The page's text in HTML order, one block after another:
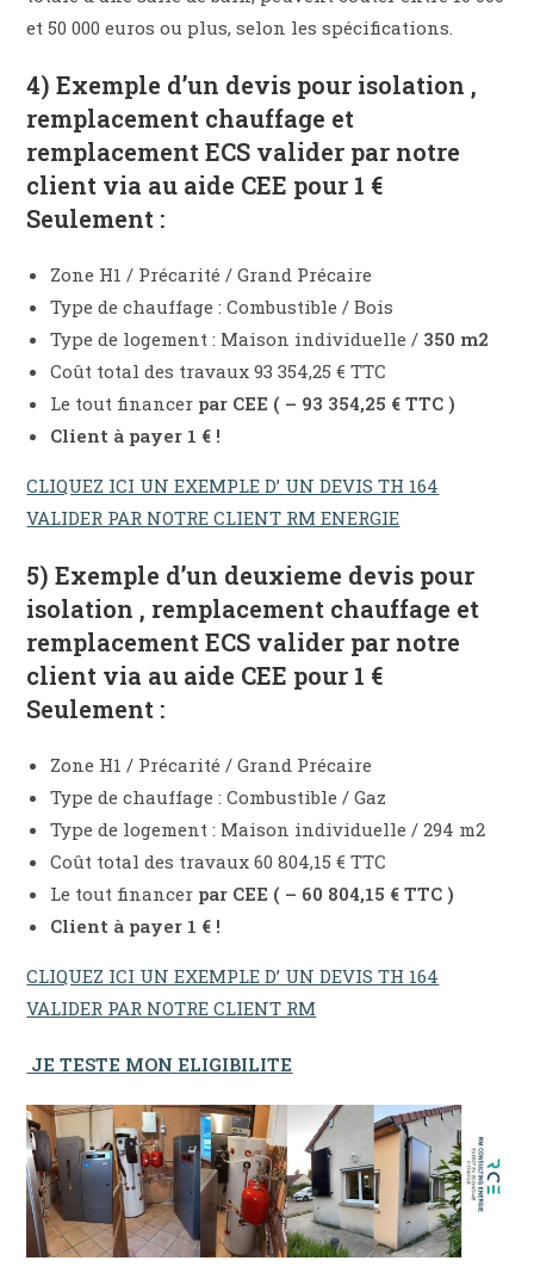
et 50 000 euros ou plus, selon les spécifications.
4) Exemple d’un devis pour isolation ,
remplacement chauffage et
remplacement ECS valider par notre
client via au aide CEE pour 1 €
Seulement :
Zone H1 / Précarité / Grand Précaire
Type de chauffage : Combustible / Bois
Type de logement : Maison individuelle / 350 m2
Coût total des travaux 93 354,25 € TTC
Le tout financer par CEE ( – 93 354,25 € TTC )
Client à payer 1 € !
CLIQUEZ ICI UN EXEMPLE D’ UN DEVIS TH 164
VALIDER PAR NOTRE CLIENT RM ENERGIE
5) Exemple d’un deuxieme devis pour
isolation , remplacement chauffage et
remplacement ECS valider par notre
client via au aide CEE pour 1 €
Seulement :
Zone H1 / Précarité / Grand Précaire
Type de chauffage : Combustible / Gaz
Type de logement : Maison individuelle / 294 m2
Coût total des travaux 60 804,15 € TTC
Le tout financer par CEE ( – 60 804,15 € TTC )
Client à payer 1 € !
CLIQUEZ ICI UN EXEMPLE D’ UN DEVIS TH 164
VALIDER PAR NOTRE CLIENT RM
JE TESTE MON ELIGIBILITE